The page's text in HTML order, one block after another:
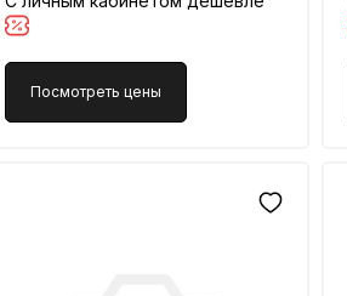
Посмотреть цены